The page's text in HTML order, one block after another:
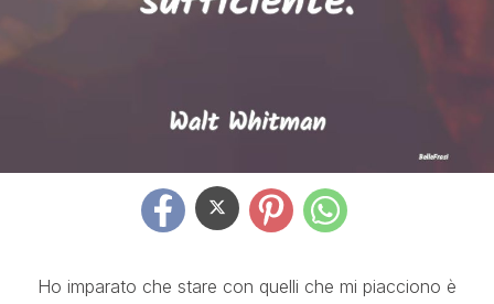
Ho imparato che stare con quelli che mi piacciono è